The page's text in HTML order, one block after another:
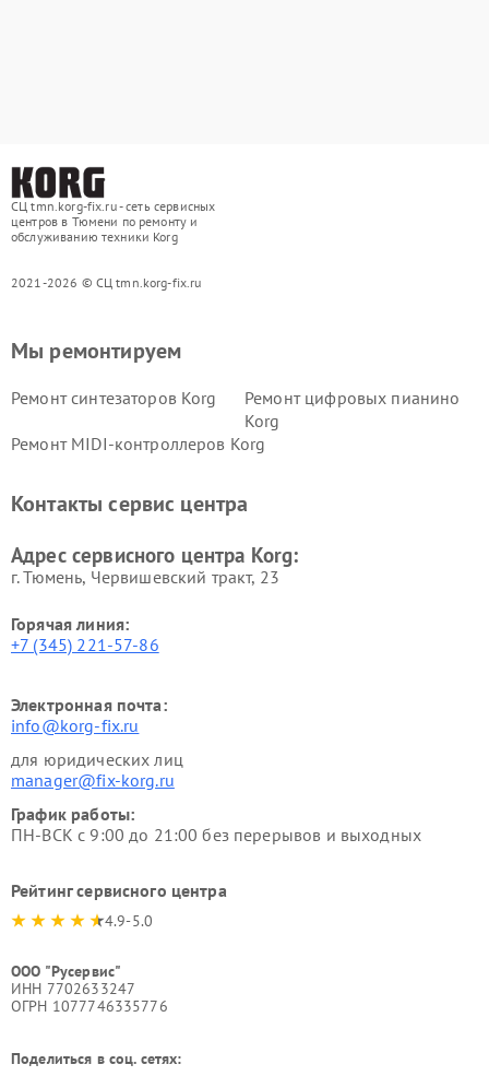
СЦ tmn.korg-fix.ru - сеть сервисных
центров в Тюмени по ремонту и
обслуживанию техники Korg
2021-2026 © СЦ tmn.korg-fix.ru
Мы ремонтируем
Ремонт синтезаторов Korg
Ремонт цифровых пианино
Korg
Ремонт MIDI-контроллеров Korg
Контакты сервис центра
Адрес сервисного центра Korg:
г. Тюмень, ​Червишевский тракт, 23
Горячая линия:
+7 (345) 221-57-86
Электронная почта:
info@korg-fix.ru
для юридических лиц
manager@fix-korg.ru
График работы:
ПН-ВСК с 9:00 до 21:00 без перерывов и выходных
Рейтинг сервисного центра
4.9-5.0
ООО "Русервис"
ИНН 7702633247
ОГРН 1077746335776
Поделиться в соц. сетях: